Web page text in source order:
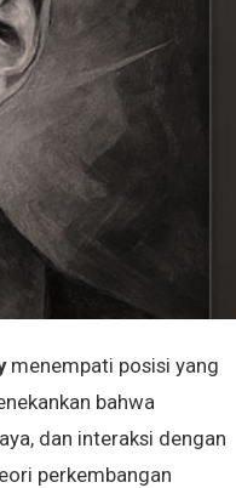
menempati posisi yang
bahwa
dan interaksi dengan
perkembangan